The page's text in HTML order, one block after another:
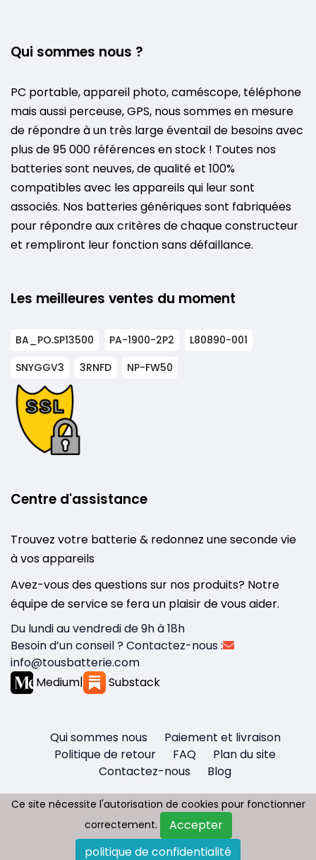
Qui sommes nous ?
PC portable, appareil photo, caméscope, téléphone
mais aussi perceuse, GPS, nous sommes en mesure
de répondre à un très large éventail de besoins avec
plus de 95 000 références en stock ! Toutes nos
batteries sont neuves, de qualité et 100%
compatibles avec les appareils qui leur sont
associés. Nos batteries génériques sont fabriquées
pour répondre aux critères de chaque constructeur
et rempliront leur fonction sans défaillance.
Les meilleures ventes du moment
BA_PO.SP13500 PA-1900-2P2
L80890-001
SNYGGV3
3RNFD NP-FW50
Centre d'assistance
Trouvez votre batterie & redonnez une seconde vie
à vos appareils
Avez-vous des questions sur nos produits? Notre
équipe de service se fera un plaisir de vous aider.
Du lundi au vendredi de 9h à 18h
Besoin d’un conseil ? Contactez-nous :
info@tousbatterie.com
Medium| Substack
Qui sommes nous
Paiement et livraison
Politique de retour
FAQ
Plan du site
Contactez-nous
Blog
Copyright © 2026 - Tous droit réservés
Tousbatterie.com
Ce site nécessite l'autorisation de cookies pour fonctionner
correctement.
Accepter
politique de confidentialité
Ce site nécessite l'autorisation de cookies pour fonctionner
correctement.
Accepter
politique de confidentialité